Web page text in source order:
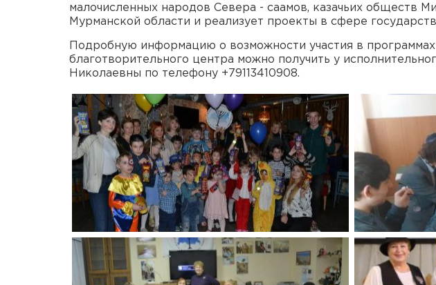
малочисленных народов Севера - саамов, казачьих обществ
Мурманской области и реализует проекты в сфере
Подробную информацию о возможности участия в
благотворительного центра можно получить у
Николаевны по телефону +79113410908.